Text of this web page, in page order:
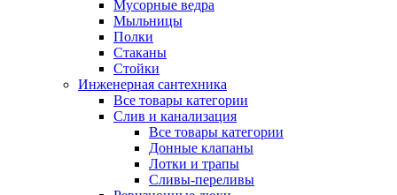
Мусорные ведра
Мыльницы
Полки
Стаканы
Стойки
Инженерная сантехника
Все товары категории
Слив и канализация
Все товары категории
Донные клапаны
Лотки и трапы
Сливы-переливы